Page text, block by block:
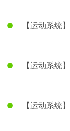
【运动系统
【运动系统
【运动系统